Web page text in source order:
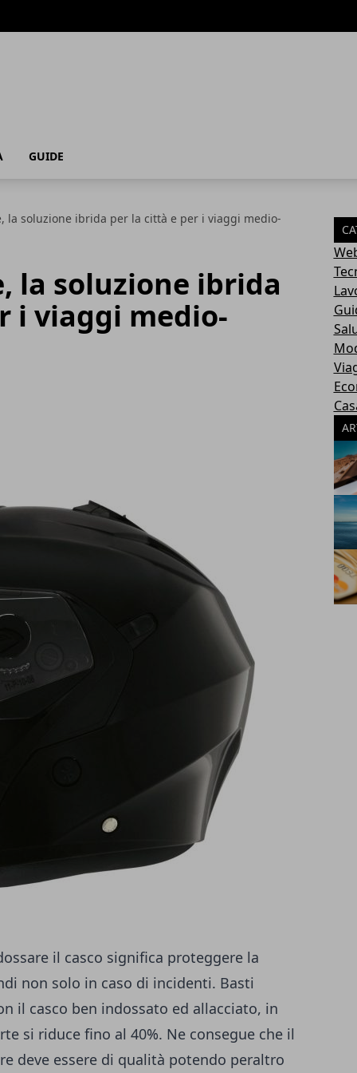
GUIDE
la soluzione ibrida per la città e per i viaggi medio-
la soluzione ibrida
i viaggi medio-
il casco significa proteggere la
non solo in caso di incidenti. Basti
il casco ben indossato ed allacciato, in
si riduce fino al 40%. Ne consegue che il
deve essere di qualità potendo peraltro